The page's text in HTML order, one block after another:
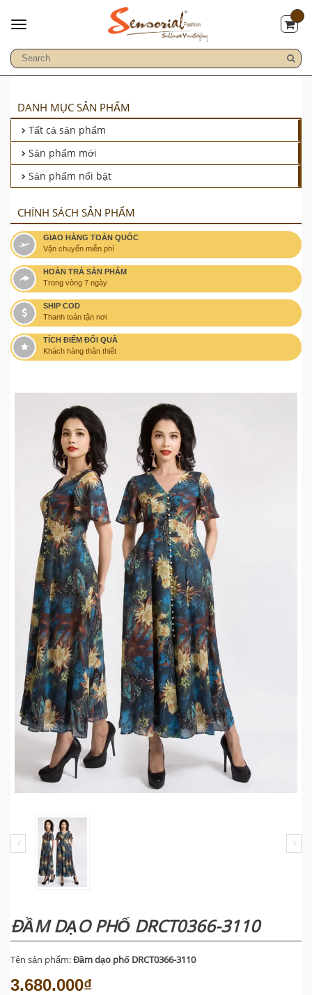
DANH MỤC SẢN PHẨM
Tất cả sản phẩm
Sản phẩm mới
Sản phẩm nổi bật
CHÍNH SÁCH SẢN PHẨM
GIAO HÀNG TOÀN QUỐC
Vận chuyển miễn phí
HOÀN TRẢ SẢN PHẨM
Trong vòng 7 ngày
SHIP COD
Thanh toán tận nơi
TÍCH ĐIỂM ĐỔI QUÀ
Khách hàng thân thiết
ĐẦM DẠO PHỐ DRCT0366-3110
Tên sản phẩm:Đầm dạo phố DRCT0366-3110
3.680.000₫